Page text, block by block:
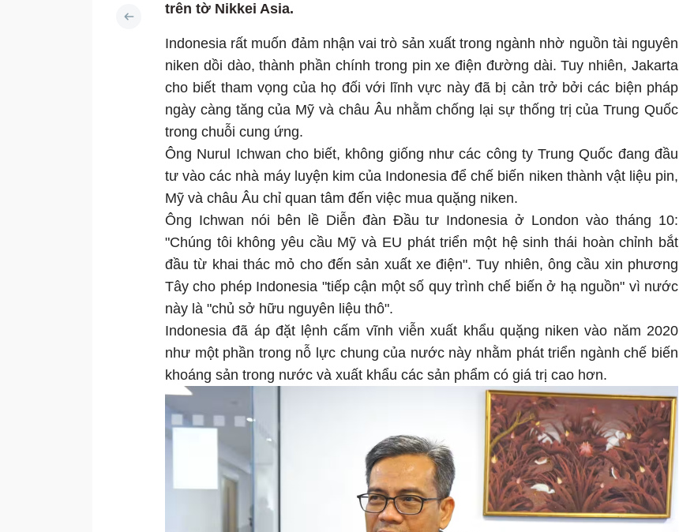
trên tờ Nikkei Asia.
Indonesia rất muốn đảm nhận vai trò sản xuất trong ngành nhờ nguồn tài nguyên
niken dồi dào, thành phần chính trong pin xe điện đường dài. Tuy nhiên, Jakarta
cho biết tham vọng của họ đối với lĩnh vực này đã bị cản trở bởi các biện pháp
ngày càng tăng của Mỹ và châu Âu nhằm chống lại sự thống trị của Trung Quốc
trong chuỗi cung ứng.
Ông Nurul Ichwan cho biết, không giống như các công ty Trung Quốc đang đầu
tư vào các nhà máy luyện kim của Indonesia để chế biến niken thành vật liệu pin,
Mỹ và châu Âu chỉ quan tâm đến việc mua quặng niken.
Ông Ichwan nói bên lề Diễn đàn Đầu tư Indonesia ở London vào tháng 10:
"Chúng tôi không yêu cầu Mỹ và EU phát triển một hệ sinh thái hoàn chỉnh bắt
đầu từ khai thác mỏ cho đến sản xuất xe điện". Tuy nhiên, ông cầu xin phương
Tây cho phép Indonesia "tiếp cận một số quy trình chế biến ở hạ nguồn" vì nước
này là "chủ sở hữu nguyên liệu thô".
Indonesia đã áp đặt lệnh cấm vĩnh viễn xuất khẩu quặng niken vào năm 2020
như một phần trong nỗ lực chung của nước này nhằm phát triển ngành chế biến
khoáng sản trong nước và xuất khẩu các sản phẩm có giá trị cao hơn.